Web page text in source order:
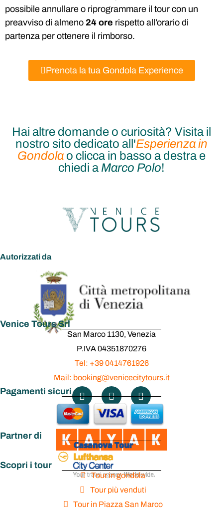
possibile annullare o riprogrammare il tour con un
preavviso di almeno 24 ore rispetto all’orario di
partenza per ottenere il rimborso.
Prenota la tua Gondola Experience
Hai altre domande o curiosità? Visita il
nostro sito dedicato all'Esperienza in
Gondola o clicca in basso a destra e
chiedi a Marco Polo!
Autorizzati da
Venice Tours Srl
San Marco 1130, Venezia
P.IVA 04351870276
Tel: +39 0414761926
Mail: booking@venicecitytours.it
Pagamenti sicuri
Partner di
Scopri i tour
Tour in gondola
Tour più venduti
Tour in Piazza San Marco